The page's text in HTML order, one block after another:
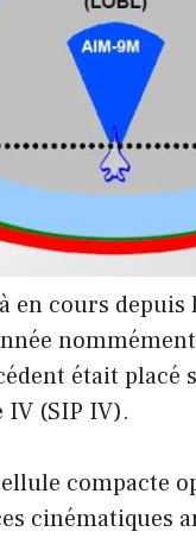
cours depuis
était placé
IV (SIP IV).
compacte
cinématiques